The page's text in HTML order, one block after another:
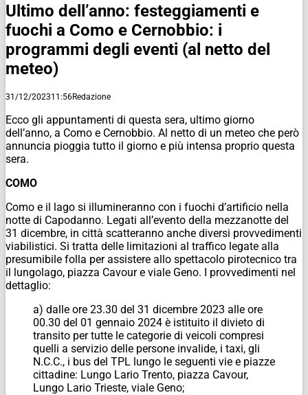
Ultimo dell’anno: festeggiamenti e
fuochi a Como e Cernobbio: i
programmi degli eventi (al netto del
meteo)
31/12/202311:56Redazione
Ecco gli appuntamenti di questa sera, ultimo giorno
dell’anno, a Como e Cernobbio. Al netto di un meteo che però
annuncia pioggia tutto il giorno e più intensa proprio questa
sera.
COMO
Como e il lago si illumineranno con i fuochi d’artificio nella
notte di Capodanno. Legati all’evento della mezzanotte del
31 dicembre, in città scatteranno anche diversi provvedimenti
viabilistici. Si tratta delle limitazioni al traffico legate alla
presumibile folla per assistere allo spettacolo pirotecnico tra
il lungolago, piazza Cavour e viale Geno. I provvedimenti nel
dettaglio:
a) dalle ore 23.30 del 31 dicembre 2023 alle ore
00.30 del 01 gennaio 2024 è istituito il divieto di
transito per tutte le categorie di veicoli compresi
quelli a servizio delle persone invalide, i taxi, gli
N.C.C., i bus del TPL lungo le seguenti vie e piazze
cittadine: Lungo Lario Trento, piazza Cavour,
Lungo Lario Trieste, viale Geno;